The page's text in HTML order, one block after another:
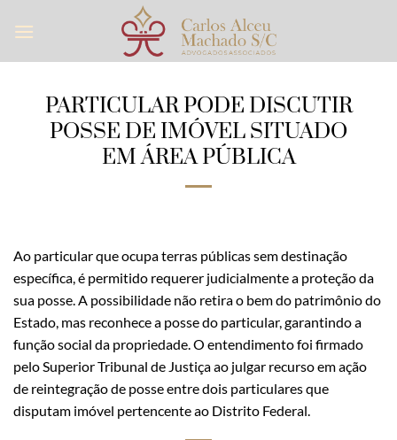
PARTICULAR PODE DISCUTIR
POSSE DE IMÓVEL SITUADO
EM ÁREA PÚBLICA
Ao particular que ocupa terras públicas sem destinação
específica, é permitido requerer judicialmente a proteção da
sua posse. A possibilidade não retira o bem do patrimônio do
Estado, mas reconhece a posse do particular, garantindo a
função social da propriedade. O entendimento foi firmado
pelo Superior Tribunal de Justiça ao julgar recurso em ação
de reintegração de posse entre dois particulares que
disputam imóvel pertencente ao Distrito Federal.